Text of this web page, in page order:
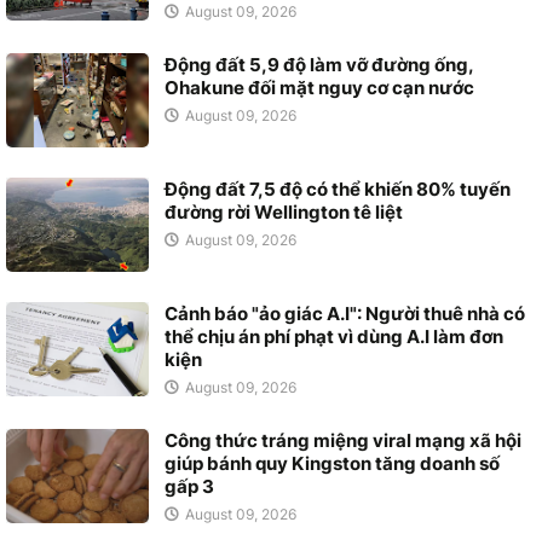
August 09, 2026
Động đất 5,9 độ làm vỡ đường ống,
Ohakune đối mặt nguy cơ cạn nước
August 09, 2026
Động đất 7,5 độ có thể khiến 80% tuyến
đường rời Wellington tê liệt
August 09, 2026
Cảnh báo "ảo giác A.I": Người thuê nhà có
thể chịu án phí phạt vì dùng A.I làm đơn
kiện
August 09, 2026
Công thức tráng miệng viral mạng xã hội
giúp bánh quy Kingston tăng doanh số
gấp 3
August 09, 2026